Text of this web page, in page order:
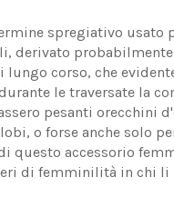
spregiativo usato
derivato
lungo corso, che
le traversate la
pesanti orecchini
o forse anche solo
questo accessorio
di femminilità in chi li